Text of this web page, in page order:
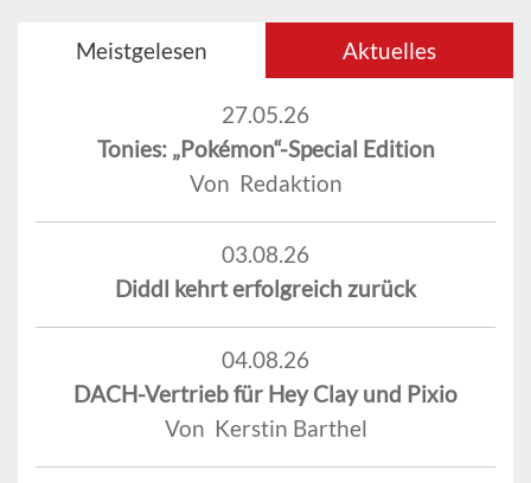
Meistgelesen Aktuelles
27.05.26
Tonies: „Pokémon“-Special Edition
Von Redaktion
03.08.26
Diddl kehrt erfolgreich zurück
04.08.26
DACH-Vertrieb für Hey Clay und Pixio
Von Kerstin Barthel